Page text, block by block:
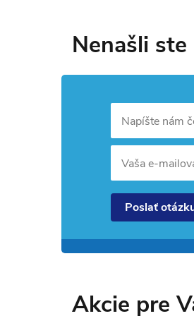
Nenašli
Napíšte nám
Vaša e-
Poslať
Akcie pre